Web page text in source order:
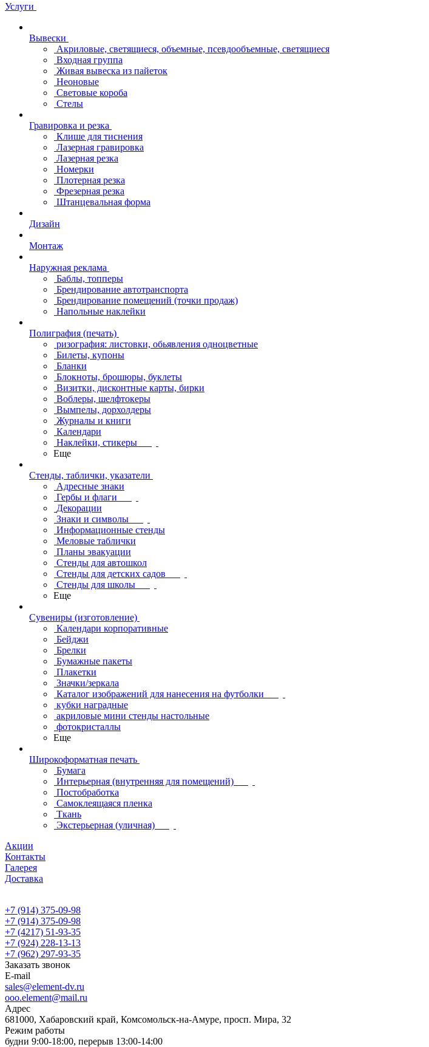
Услуги
Вывески
Акриловые, светящиеся, объемные, псевдообъемные, светящиеся
Входная группа
Живая вывеска из пайеток
Неоновые
Световые короба
Стелы
Гравировка и резка
Клише для тиснения
Лазерная гравировка
Лазерная резка
Номерки
Плотерная резка
Фрезерная резка
Штанцевальная форма
Дизайн
Монтаж
Наружная реклама
Баблы, топперы
Брендирование автотранспорта
Брендирование помещений (точки продаж)
Напольные наклейки
Полиграфия (печать)
ризография: листовки, обьявления одноцветные
Билеты, купоны
Бланки
Блокноты, брошюры, буклеты
Визитки, дисконтные карты, бирки
Воблеры, шелфтокеры
Вымпелы, дорхолдеры
Журналы и книги
Календари
Наклейки, стикеры
Еще
Стенды, таблички, указатели
Адресные знаки
Гербы и флаги
Декорации
Знаки и символы
Информационные стенды
Меловые таблички
Планы эвакуации
Стенды для автошкол
Стенды для детских садов
Стенды для школы
Еще
Сувениры (изготовление)
Календари корпоративные
Бейджи
Брелки
Бумажные пакеты
Плакетки
Значки/зеркала
Каталог изображений для нанесения на футболки
кубки наградные
акриловые мини стенды настольные
фотокристаллы
Еще
Широкоформатная печать
Бумага
Интерьерная (внутренняя для помещений)
Постобработка
Самоклеящаяся пленка
Ткань
Экстерьерная (уличная)
Акции
Контакты
Галерея
Доставка
+7 (914) 375-09-98
+7 (914) 375-09-98
+7 (4217) 51-93-35
+7 (924) 228-13-13
+7 (962) 297-93-35
Заказать звонок
E-mail
sales@element-dv.ru
ooo.element@mail.ru
Адрес
681000, Хабаровский край, Комсомольск-на-Амуре, просп. Мира, 32
Режим работы
будни 9:00-18:00, перерыв 13:00-14:00